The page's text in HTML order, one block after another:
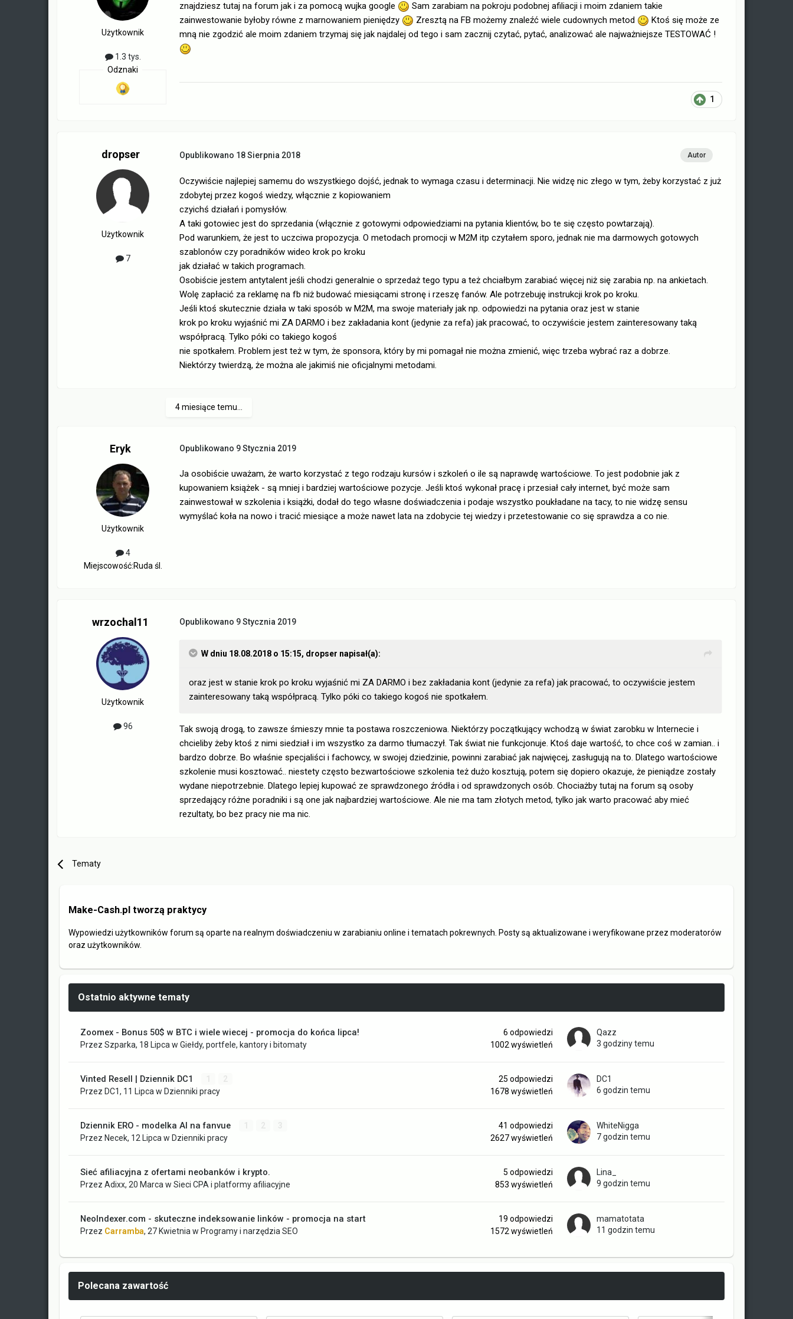
Użytkownik
1.3 tys.
Odznaki
znajdziesz tutaj na forum jak i za pomocą wujka google
Sam zarabiam na pokroju podobnej afiliacji i moim zdaniem takie
zainwestowanie byłoby równe z marnowaniem pieniędzy
Zresztą na FB możemy znaleźć wiele cudownych metod
Ktoś się może ze
mną nie zgodzić ale moim zdaniem trzymaj się jak najdalej od tego i sam zacznij czytać, pytać, analizować ale najważniejsze TESTOWAĆ !
1
dropser
Użytkownik
7
Autor
Opublikowano 18 Sierpnia 2018
Oczywiście najlepiej samemu do wszystkiego dojść, jednak to wymaga czasu i determinacji. Nie widzę nic złego w tym, żeby korzystać z już
zdobytej przez kogoś wiedzy, włącznie z kopiowaniem
czyichś działań i pomysłów.
A taki gotowiec jest do sprzedania (włącznie z gotowymi odpowiedziami na pytania klientów, bo te się często powtarzają).
Pod warunkiem, że jest to uczciwa propozycja. O metodach promocji w M2M itp czytałem sporo, jednak nie ma darmowych gotowych
szablonów czy poradników wideo krok po kroku
jak działać w takich programach.
Osobiście jestem antytalent jeśli chodzi generalnie o sprzedaż tego typu a też chciałbym zarabiać więcej niż się zarabia np. na ankietach.
Wolę zapłacić za reklamę na fb niż budować miesiącami stronę i rzeszę fanów. Ale potrzebuję instrukcji krok po kroku.
Jeśli ktoś skutecznie działa w taki sposób w M2M, ma swoje materiały jak np. odpowiedzi na pytania oraz jest w stanie
krok po kroku wyjaśnić mi ZA DARMO i bez zakładania kont (jedynie za refa) jak pracować, to oczywiście jestem zainteresowany taką
współpracą. Tylko póki co takiego kogoś
nie spotkałem. Problem jest też w tym, że sponsora, który by mi pomagał nie można zmienić, więc trzeba wybrać raz a dobrze.
Niektórzy twierdzą, że można ale jakimiś nie oficjalnymi metodami.
4 miesiące temu...
Eryk
Użytkownik
4
Miejscowość:Ruda śl.
Opublikowano 9 Stycznia 2019
Ja osobiście uważam, że warto korzystać z tego rodzaju kursów i szkoleń o ile są naprawdę wartościowe. To jest podobnie jak z
kupowaniem książek - są mniej i bardziej wartościowe pozycje. Jeśli ktoś wykonał pracę i przesiał cały internet, być może sam
zainwestował w szkolenia i książki, dodał do tego własne doświadczenia i podaje wszystko poukładane na tacy, to nie widzę sensu
wymyślać koła na nowo i tracić miesiące a może nawet lata na zdobycie tej wiedzy i przetestowanie co się sprawdza a co nie.
wrzochal11
Użytkownik
96
Opublikowano 9 Stycznia 2019
W dniu 18.08.2018 o 15:15, dropser napisał(a):
oraz jest w stanie krok po kroku wyjaśnić mi ZA DARMO i bez zakładania kont (jedynie za refa) jak pracować, to oczywiście jestem
zainteresowany taką współpracą. Tylko póki co takiego kogoś nie spotkałem.
Tak swoją drogą, to zawsze śmieszy mnie ta postawa roszczeniowa. Niektórzy początkujący wchodzą w świat zarobku w Internecie i
chcieliby żeby ktoś z nimi siedział i im wszystko za darmo tłumaczył. Tak świat nie funkcjonuje. Ktoś daje wartość, to chce coś w zamian.. i
bardzo dobrze. Bo właśnie specjaliści i fachowcy, w swojej dziedzinie, powinni zarabiać jak najwięcej, zasługują na to. Dlatego wartościowe
szkolenie musi kosztować.. niestety często bezwartościowe szkolenia też dużo kosztują, potem się dopiero okazuje, że pieniądze zostały
wydane niepotrzebnie. Dlatego lepiej kupować ze sprawdzonego źródła i od sprawdzonych osób. Chociażby tutaj na forum są osoby
sprzedający różne poradniki i są one jak najbardziej wartościowe. Ale nie ma tam złotych metod, tylko jak warto pracować aby mieć
rezultaty, bo bez pracy nie ma nic.
Tematy
Make-Cash.pl tworzą praktycy
Wypowiedzi użytkowników forum są oparte na realnym doświadczeniu w zarabianiu online i tematach pokrewnych. Posty są aktualizowane i weryfikowane przez moderatorów
oraz użytkowników.
Ostatnio aktywne tematy
Zoomex - Bonus 50$ w BTC i wiele wiecej - promocja do końca lipca!
PrzezSzparka, 18 LipcawGiełdy, portfele, kantory i bitomaty
6 odpowiedzi
1002 wyświetleń
Qazz
3 godziny temu
Vinted Resell | Dziennik DC1
Przez DC1, 11 Lipcaw Dzienniki pracy
25 odpowiedzi
1678 wyświetleń
DC1
6 godzin temu
Dziennik ERO - modelka AI na fanvue
Przez Necek, 12 Lipcaw Dzienniki pracy
41 odpowiedzi
2627 wyświetleń
WhiteNigga
7 godzin temu
Sieć afiliacyjna z ofertami neobanków i krypto.
PrzezAdixx,20 MarcawSieci CPA i platformy afiliacyjne
5 odpowiedzi
853 wyświetleń
Lina_
9 godzin temu
NeoIndexer.com - skuteczne indeksowanie linków - promocja na start
Przez Carramba,27 Kwietniaw Programy i narzędzia SEO
19 odpowiedzi
1572 wyświetleń
mamatotata
11 godzin temu
Polecana zawartość